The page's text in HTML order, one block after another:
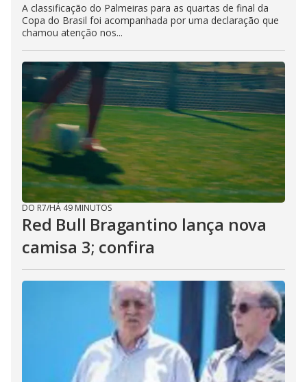
A classificação do Palmeiras para as quartas de final da
Copa do Brasil foi acompanhada por uma declaração que
chamou atenção nos...
DO R7/HÁ 49 MINUTOS
Red Bull Bragantino lança nova
camisa 3; confira